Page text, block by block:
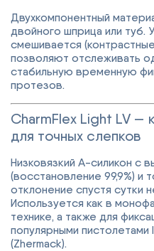
Двухкомпонентный
двойного шприца или туб.
смешивается
позволяют отслеживать
стабильную временную
протезов.
CharmFlex Light LV —
для точных слепков
Низковязкий А-силикон с
(восстановление 99,9%) и
отклонение спустя сутки
Используется как в
технике, а также для
популярными пистолетами
(Zhermack).